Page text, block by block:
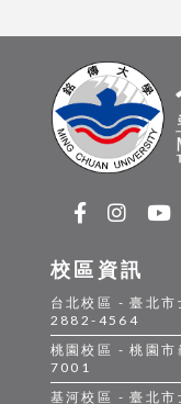
校區資訊
台北校區 - 臺北
2882-4564
桃園校區 - 桃園
7001
基河校區 - 臺北